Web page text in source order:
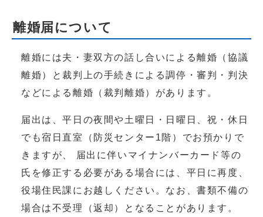
離婚届について
離婚には夫・妻双方の話し合いによる離婚（協議
離婚）と裁判上の手続きによる調停・審判・判決
などによる離婚（裁判離婚）があります。
届出は、平日の夜間や土曜日・日曜日、祝・休日
でも宿日直室（防災センター1階）でお預かりで
きますが、 届出に伴いマイナンバーカード等の
氏を修正する必要がある場合には、平日に再度、
役場住民課にお越しください。なお、書類不備の
場合は不受理（返却）となることがあります。